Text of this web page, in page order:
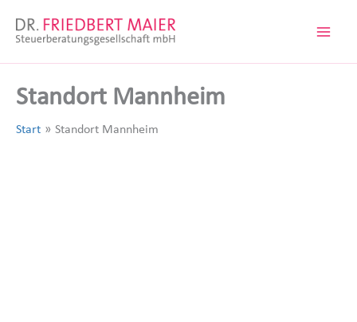
Inhalt
springen
Standort Mannheim
Start Standort Mannheim